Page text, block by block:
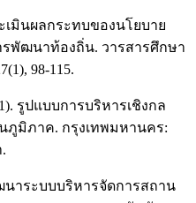
เมินผลกระทบของนโยบาย
พัฒนาท้องถิ่น. วารสารศึกษา
98-115.
รูปแบบการบริหารเชิงกล
ภูมิภาค. กรุงเทพมหานคร:
นาระบบบริหารจัดการสถาน